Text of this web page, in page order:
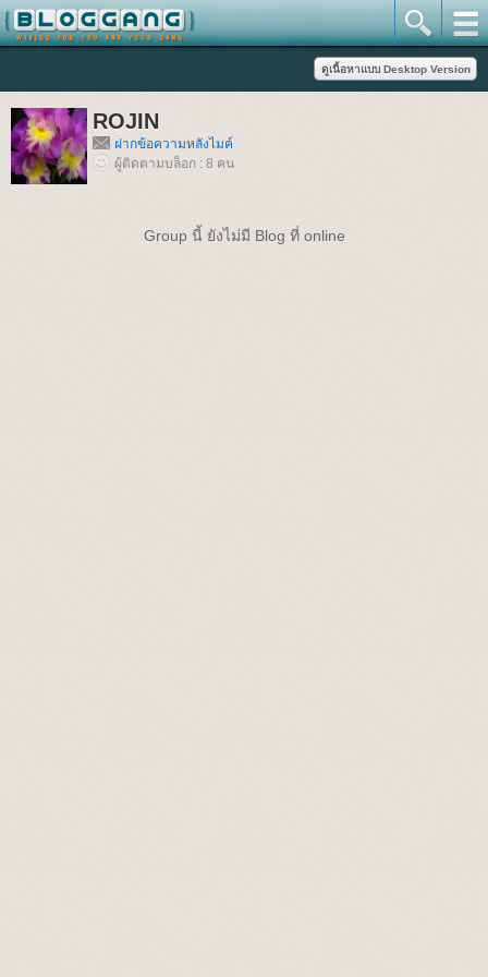
ROJIN
ฝากข้อความหลังไมค์
ผู้ติดตามบล็อก : 8 คน
Group นี้ ยังไม่มี Blog ที่ online